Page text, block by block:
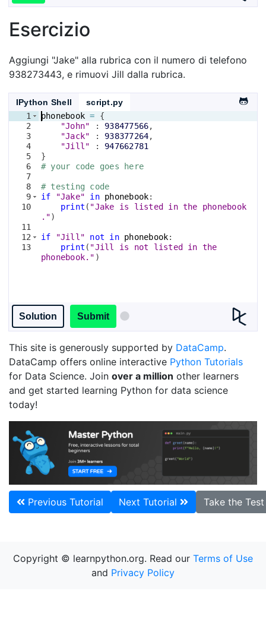
Esercizio
Aggiungi "Jake" alla rubrica con il numero di telefono
938273443, e rimuovi Jill dalla rubrica.
IPython Shell
script.py
1
2
3
4
5
6
7
8
9
10
11
12
13
phonebook =
{
"John" : 938477566,
"Jack" : 938377264,
"Jill" : 947662781
}
# your code goes here
# testing code
if
"Jake" in phonebook:
print ( "Jake is listed in the phonebook
.")
if "Jill" not in phonebook:
print ( "Jill is not listed in the
phonebook." )
Solution Submit
This site is generously supported by DataCamp.
DataCamp offers online interactive Python Tutorials
for Data Science. Join over a million other learners
and get started learning Python for data science
today!
Previous Tutorial Next Tutorial Take the
Copyright © learnpython.org. Read our Terms of Use
and Privacy Policy